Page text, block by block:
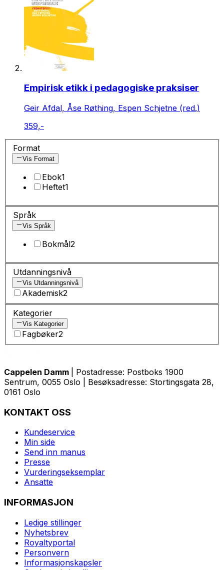
Empirisk etikk i pedagogiske praksiser
Geir Afdal, Åse Røthing, Espen Schjetne (red.)
359,-
Format
Vis Format
Ebok1
Heftet1
Språk
Vis Språk
Bokmål2
Utdanningsnivå
Vis Utdanningsnivå
Akademisk2
Kategorier
Vis Kategorier
Fagbøker2
Cappelen Damm
| Postadresse: Postboks 1900
Sentrum, 0055 Oslo | Besøksadresse: Stortingsgata 28,
0161 Oslo
KONTAKT OSS
Kundeservice
Min side
Send inn manus
Presse
Vurderingseksemplar
Ansatte
INFORMASJON
Ledige stillinger
Nyhetsbrev
Royaltyportal
Personvern
Informasjonskapsler